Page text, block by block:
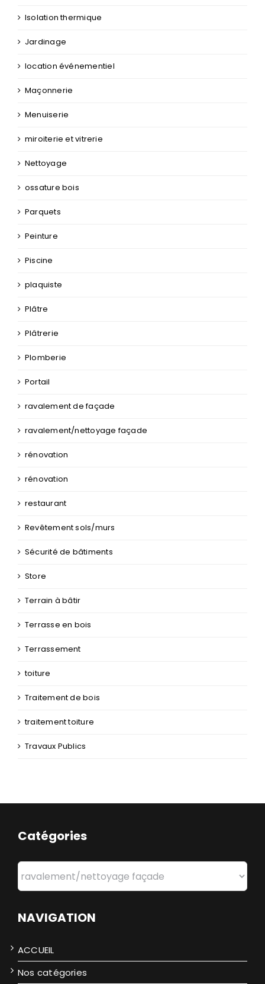
Isolation thermique
Jardinage
location événementiel
Maçonnerie
Menuiserie
miroiterie et vitrerie
Nettoyage
ossature bois
Parquets
Peinture
Piscine
plaquiste
Plâtre
Plâtrerie
Plomberie
Portail
ravalement de façade
ravalement/nettoyage façade
rénovation
rénovation
restaurant
Revêtement sols/murs
Sécurité de bâtiments
Store
Terrain à bâtir
Terrasse en bois
Terrassement
toiture
Traitement de bois
traitement toiture
Travaux Publics
Catégories
Catégories
NAVIGATION
ACCUEIL
Nos catégories